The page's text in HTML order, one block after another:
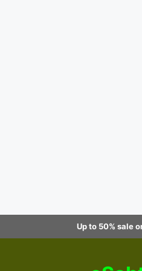
Up to 50% sale